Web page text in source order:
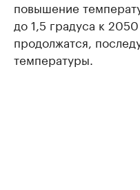
повышение
до 1,5 градуса к
продолжатся,
температуры.